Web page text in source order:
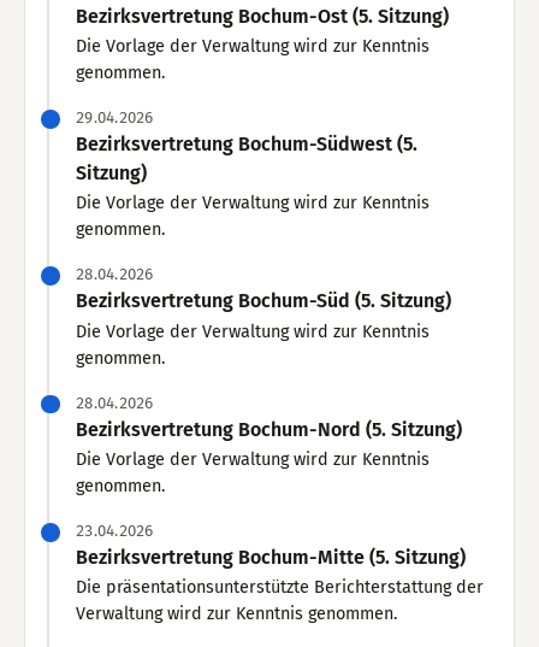
Bezirksvertretung Bochum-Ost (5. Sitzung)
Die Vorlage der Verwaltung wird zur Kenntnis
genommen.
29.04.2026
Bezirksvertretung Bochum-Südwest (5.
Sitzung)
Die Vorlage der Verwaltung wird zur Kenntnis
genommen.
28.04.2026
Bezirksvertretung Bochum-Süd (5. Sitzung)
Die Vorlage der Verwaltung wird zur Kenntnis
genommen.
28.04.2026
Bezirksvertretung Bochum-Nord (5. Sitzung)
Die Vorlage der Verwaltung wird zur Kenntnis
genommen.
23.04.2026
Bezirksvertretung Bochum-Mitte (5. Sitzung)
Die präsentationsunterstützte Berichterstattung der
Verwaltung wird zur Kenntnis genommen.